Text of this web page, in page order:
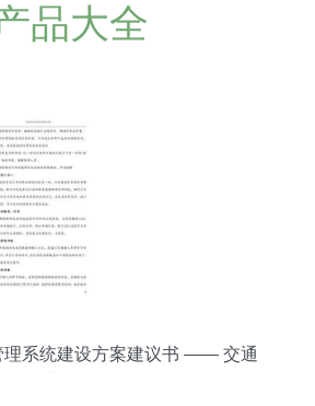
品大全
理系统建设方案建议书 —— 交通